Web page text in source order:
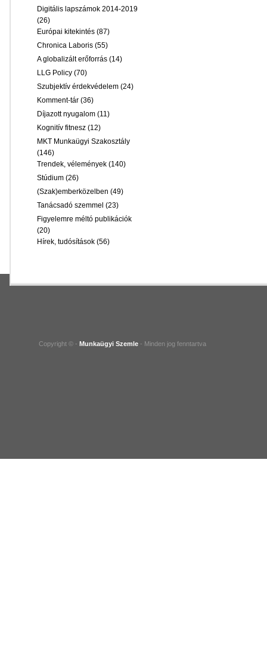
Digitális lapszámok 2014-2019
(26)
Európai kitekintés (87)
Chronica Laboris (55)
A globalizált erőforrás (14)
LLG Policy (70)
Szubjektív érdekvédelem (24)
Komment-tár (36)
Díjazott nyugalom (11)
Kognitív fitnesz (12)
MKT Munkaügyi Szakosztály
(146)
Trendek, vélemények (140)
Stúdium (26)
(Szak)emberközelben (49)
Tanácsadó szemmel (23)
Figyelemre méltó publikációk
(20)
Hírek, tudósítások (56)
Copyright © - Munkaügyi Szemle - Minden jog fenntartva